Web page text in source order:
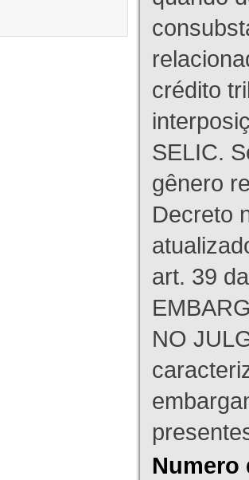
crédito
SELIC.
gênero
Decreto
art. 39
NO
Numero